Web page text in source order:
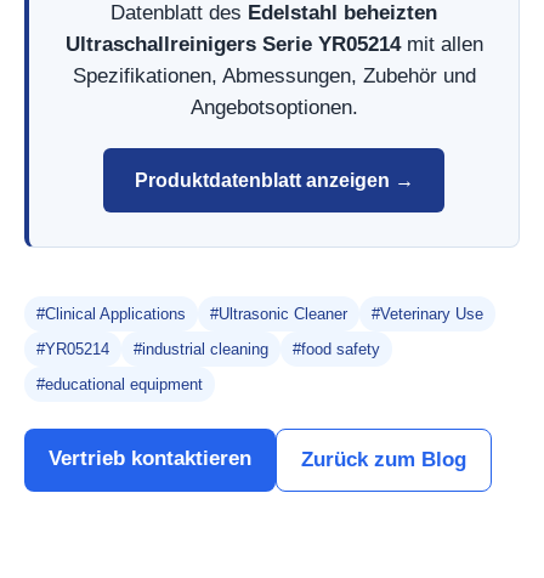
Datenblatt des Edelstahl beheizten
Ultraschallreinigers Serie YR05214mit allen
Spezifikationen, Abmessungen, Zubehör und
Angebotsoptionen.
Produktdatenblatt anzeigen →
#Clinical Applications #Ultrasonic Cleaner
#Veterinary Use
#YR05214
#industrial cleaning
#food safety
#educational equipment
Vertrieb kontaktieren Zurück zum Blog